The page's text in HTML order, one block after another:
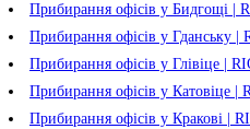
Прибирання офісів у Бидгощі |
Прибирання офісів у Гданську |
Прибирання офісів у Глівіце |
Прибирання офісів у Катовіце |
Прибирання офісів у Кракові |